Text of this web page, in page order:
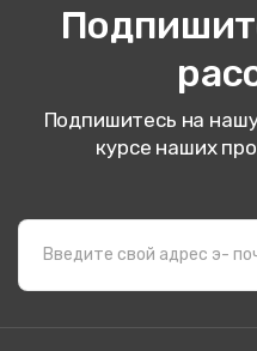
Подпишитесь на
курсе наших